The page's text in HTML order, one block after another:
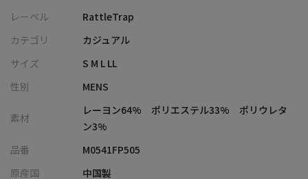
腰ポケットから下を生地１枚でダーツを取り立体裁断にする事に
動きやすさと履きごごちの良さを兼ね備えたスリムシルエット。
今季は新たに、輝きと重厚さを備えた
「METALLIOM」のファスナーを使用した新型が登場！
高級感な雰囲気と快適なストレッチ素材で、スタイリッシュな装
いを演出してくれます！
レーベル
RattleTrap
カテゴリ
カジュアル
サイズ
S M L LL
性別
MENS
素材
レーヨン64% ポリエステル33% ポリウレタ
ン3%
品番
M0541FP505
原産国
中国製